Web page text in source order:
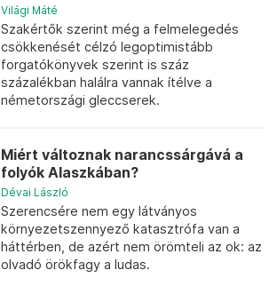
Világi Máté
Szakértők szerint még a felmelegedés
csökkenését célzó legoptimistább
forgatókönyvek szerint is száz
százalékban halálra vannak ítélve a
németországi gleccserek.
Miért változnak narancssárgává a
folyók Alaszkában?
Dévai László
Szerencsére nem egy látványos
környezetszennyező katasztrófa van a
háttérben, de azért nem örömteli az ok: az
olvadó örökfagy a ludas.